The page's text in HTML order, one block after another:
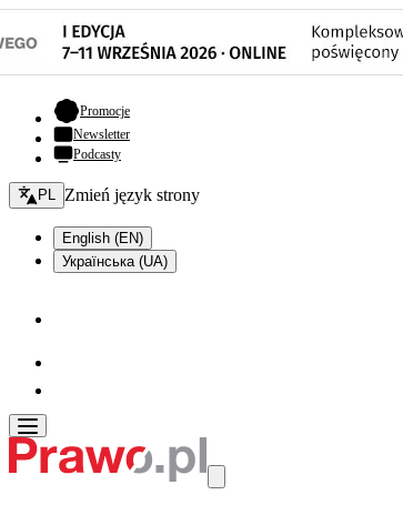
Promocje- otwiera się w nowej karcie
Newsletter
Podcasty
Zmień język - bieżący:
PL Zmień język strony
English (EN)
Українська (UA)